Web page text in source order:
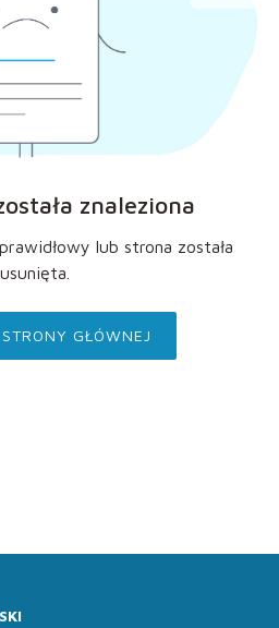
znaleziona
lub strona została
usunięta.
GŁÓWNEJ